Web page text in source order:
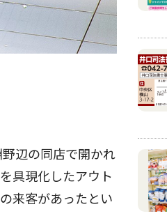
辺の同店で開かれ
具現化したアウト
来客があったとい